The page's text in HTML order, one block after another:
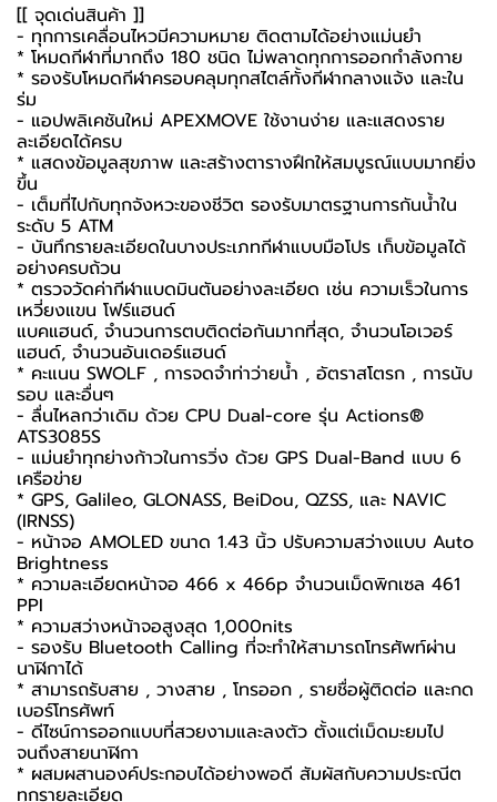
[[ จุดเด่นสินค้า ]]
- ทุกการเคลื่อนไหวมีความหมาย ติดตามได้อย่างแม่นยำ
* โหมดกีฬาที่มากถึง 180 ชนิด ไม่พลาดทุกการออกกำลังกาย
* รองรับโหมดกีฬาครอบคลุมทุกสไตล์ทั้งกีฬากลางแจ้ง และใน
ร่ม
- แอปพลิเคชันใหม่ APEXMOVE ใช้งานง่าย และแสดงราย
ละเอียดได้ครบ
* แสดงข้อมูลสุขภาพ และสร้างตารางฝึกให้สมบูรณ์แบบมากยิ่ง
ขึ้น
- เต็มที่ไปกับทุกจังหวะของชีวิต รองรับมาตรฐานการกันน้ำใน
ระดับ 5 ATM
- บันทึกรายละเอียดในบางประเภทกีฬาแบบมือโปร เก็บข้อมูลได้
อย่างครบถ้วน
* ตรวจวัดค่ากีฬาแบดมินตันอย่างละเอียด เช่น ความเร็วในการ
เหวี่ยงแขน โฟร์แฮนด์
แบคแฮนด์, จำนวนการตบติดต่อกันมากที่สุด, จำนวนโอเวอร์
แฮนด์, จำนวนอันเดอร์แฮนด์
* คะแนน SWOLF , การจดจำท่าว่ายน้ำ , อัตราสโตรก , การนับ
รอบ และอื่นๆ
- ลื่นไหลกว่าเดิม ด้วย CPU Dual-core รุ่น Actions®
ATS3085S
- แม่นยำทุกย่างก้าวในการวิ่ง ด้วย GPS Dual-Band แบบ 6
เครือข่าย
* GPS, Galileo, GLONASS, BeiDou, QZSS, และ NAVIC
(IRNSS)
- หน้าจอ AMOLED ขนาด 1.43 นิ้ว ปรับความสว่างแบบ Auto
Brightness
* ความละเอียดหน้าจอ 466 x 466p จำนวนเม็ดพิกเซล 461
PPI
* ความสว่างหน้าจอสูงสุด 1,000nits
- รองรับ Bluetooth Calling ที่จะทำให้สามารถโทรศัพท์ผ่าน
นาฬิกาได้
* สามารถรับสาย , วางสาย , โทรออก , รายชื่อผู้ติดต่อ และกด
เบอร์โทรศัพท์
- ดีไซน์การออกแบบที่สวยงามและลงตัว ตั้งแต่เม็ดมะยมไป
จนถึงสายนาฬิกา
* ผสมผสานองค์ประกอบได้อย่างพอดี สัมผัสกับความประณีต
ทุกรายละเอียด